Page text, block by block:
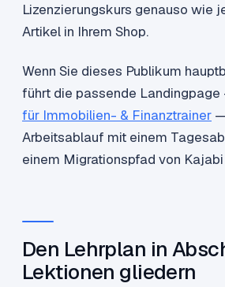
Lizenzierungskurs genauso wie
Artikel in Ihrem Shop.
Wenn Sie dieses Publikum
führt die passende
für Immobilien- & Finanztrainer
Arbeitsablauf mit einem
einem Migrationspfad von
Den Lehrplan in
Lektionen gliedern